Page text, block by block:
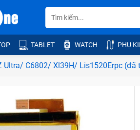
TABLET WATCH PHỤ
Ultra/ C6802/ Xl39H/ Lis1520Erpc (đã